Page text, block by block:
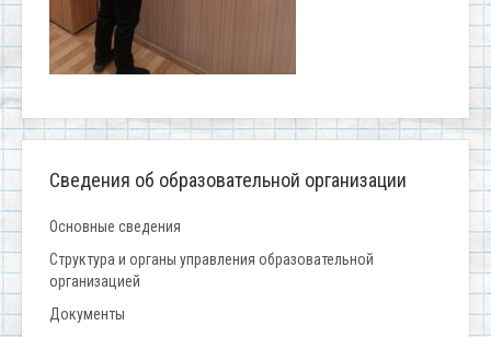
Сведения об образовательной организации
Основные сведения
Структура и органы управления образовательной
организацией
Документы